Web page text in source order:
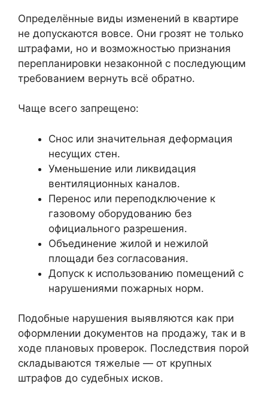
Определённые виды изменений в квартире
не допускаются вовсе. Они грозят не только
штрафами, но и возможностью признания
перепланировки незаконной с последующим
требованием вернуть всё обратно.
Чаще всего запрещено:
Снос или значительная деформация
несущих стен.
Уменьшение или ликвидация
вентиляционных каналов.
Перенос или переподключение к
газовому оборудованию без
официального разрешения.
Объединение жилой и нежилой
площади без согласования.
Допуск к использованию помещений с
нарушениями пожарных норм.
Подобные нарушения выявляются как при
оформлении документов на продажу, так и в
ходе плановых проверок. Последствия порой
складываются тяжелые — от крупных
штрафов до судебных исков.